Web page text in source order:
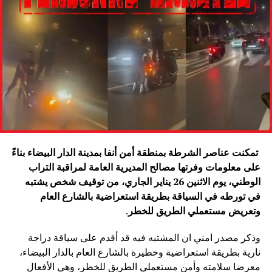
تمكنت عناصر الشرطة بمنطقة أمن أنفا بمدينة الدار البيضاء بناءً
على معلومات وفرتها مصالح المديرية العامة لمراقبة التراب
الوطني، يوم الاثنين 26 يناير الجاري، من توقيف شخص يشتبه
في تورطه في السياقة بطريقة استعراضية بالشارع العام
وتعريض مستعملي الطريق للخطر .
وذكر مصدر امني ان المشتبه فيه قد أقدم على سياقة دراجة
نارية بطريقة استعراضية وخطيرة بالشارع العام بالدار البيضاء،
معرضا سلامته وأمن مستعملي الطريق للخطر، وهي الأفعال